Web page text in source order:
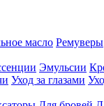
масло Ремуверы
Эмульсии
Уход за глазами